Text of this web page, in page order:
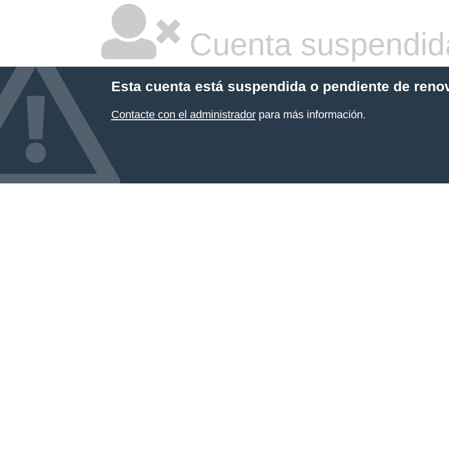
Cuenta
Esta cuenta está suspendida o pendiente de
Contacte con el administradorpara más información.